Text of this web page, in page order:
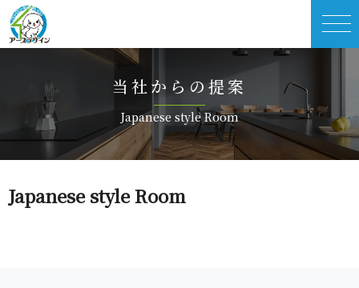
当社か ら の 提 案
Japanese style R o o m
Japanese style R o o m